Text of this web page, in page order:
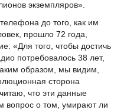
экземпляров».
до того, как им
прошло 72 года,
«Для того, чтобы достичь
потребовалось 38 лет,
образом, мы видим,
сторона
что эти данные
вопрос о том, умирают ли